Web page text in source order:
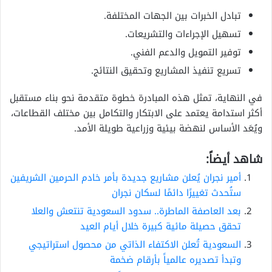
تبادل الخبرات بين الجهات المختلفة.
تسهيل الإجراءات والتشريعات.
توفير التمويل والدعم الفني.
تسريع تنفيذ المشاريع وتحقيق النتائج.
في النهاية، تمثل هذه المبادرة خطوة متقدمة نحو بناء مستقبل
أكثر استدامة يعتمد على الابتكار والتكامل بين مختلف القطاعات،
ويُعَد الأساس لنهضة بيئية وزراعية طويلة الأمد.
شاهد أيضاً:
أمير نجران يُعلن مشاريع جديدة بأمر خادم الحرمين الشريفين
ستُحدث تغييرًا دائمًا لسكان نجران
بعد العاصفة الماطرة.. سدود السعودية تنتعش والعلا
تحقق حصيلة مائية كبيرة خلال أيام العيد
السعودية تُعلن الاكتفاء الذاتي من محصول استراتيجي
وتبدأ تصديره عالمياً بأرقام ضخمة